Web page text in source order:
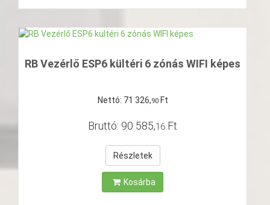
RB Vezérlő ESP6 kültéri 6 zónás WIFI képes
Nettó: 71 326,90 Ft
Bruttó: 90 585,16 Ft
Részletek
Kosárba